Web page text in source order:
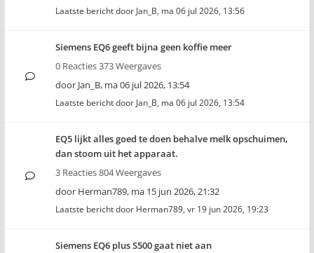
Laatste bericht door Jan_B, ma 06 jul 2026, 13:56
Siemens EQ6 geeft bijna geen koffie meer
0 Reacties 373 Weergaves
door Jan_B, ma 06 jul 2026, 13:54
Laatste bericht door Jan_B, ma 06 jul 2026, 13:54
EQ5 lijkt alles goed te doen behalve melk opschuimen,
dan stoom uit het apparaat.
3 Reacties 804 Weergaves
door Herman789, ma 15 jun 2026, 21:32
Laatste bericht door Herman789, vr 19 jun 2026, 19:23
Siemens EQ6 plus S500 gaat niet aan